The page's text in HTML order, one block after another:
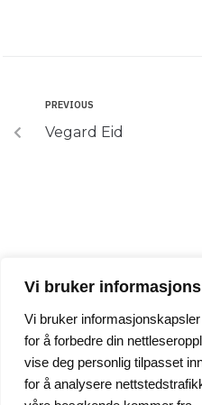
Vi bruker
Vi bruker
for å forbedre din
vise deg personlig tilpasset
for å analysere
PREVIOUS
Vegard Eid
24/7